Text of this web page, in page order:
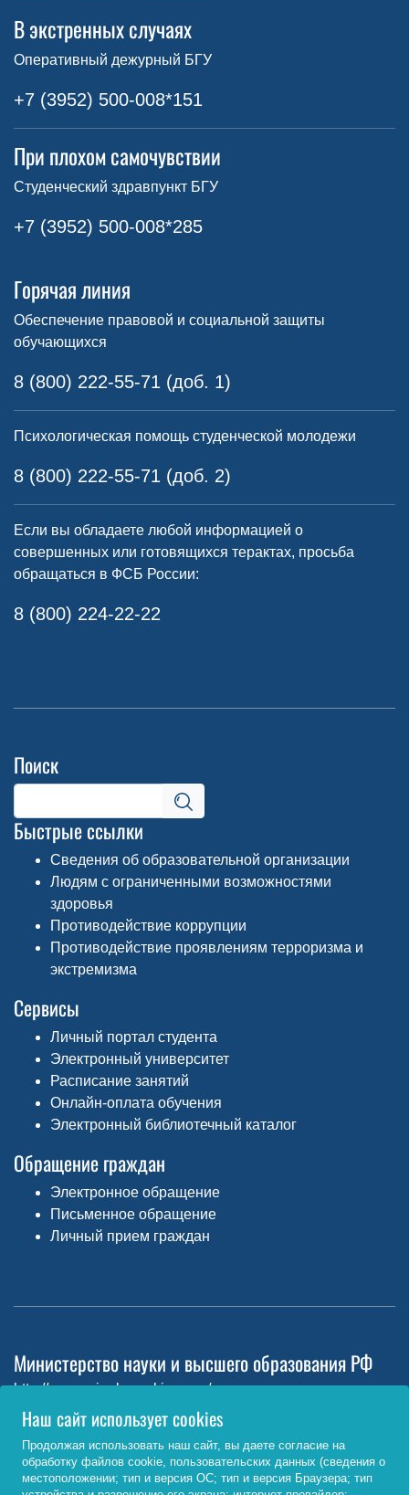
В экстренных случаях
Оперативный дежурный БГУ
+7 (3952) 500-008*151
При плохом самочувствии
Студенческий здравпункт БГУ
+7 (3952) 500-008*285
Горячая линия
Обеспечение правовой и социальной защиты
обучающихся
8 (800) 222-55-71 (доб. 1)
Психологическая помощь студенческой молодежи
8 (800) 222-55-71 (доб. 2)
Если вы обладаете любой информацией о
совершенных или готовящихся терактах, просьба
обращаться в ФСБ России:
8 (800) 224-22-22
Поиск
Быстрые ссылки
Сведения об образовательной организации
Людям с ограниченными возможностями
здоровья
Противодействие коррупции
Противодействие проявлениям терроризма и
экстремизма
Сервисы
Личный портал студента
Электронный университет
Расписание занятий
Онлайн-оплата обучения
Электронный библиотечный каталог
Обращение граждан
Электронное обращение
Письменное обращение
Личный прием граждан
Министерство науки и высшего образования РФ
http://www.minobrnauki.gov.ru/
Министерство просвещения РФ
https://edu.gov.ru/
Наш сайт использует cookies
Продолжая использовать наш сайт, вы даете согласие на
обработку файлов cookie, пользовательских данных (сведения о
местоположении; тип и версия ОС; тип и версия Браузера; тип